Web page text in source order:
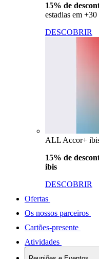
15% de
estadias em +30
DESCOBRIR
ALL Accor+
15% de
ibis
DESCOBRIR
Ofertas
Os nossos parceiros
Cartões-presente
Atividades